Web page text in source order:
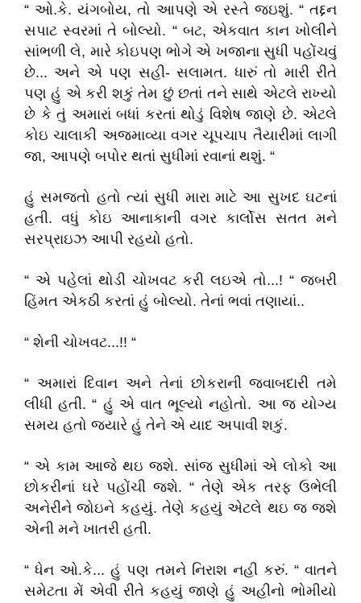
“ ઓ.કે. યંગબોય, તો આપણે એ રસ્તે જઇશું. “ તદ્દન
સપાટ સ્વરમાં તે બોલ્યો. “ બટ, એકવાત કાન ખોલીને
સાંભળી લે, મારે કોઇપણ ભોગે એ ખજાના સુધી પહોંચવું
છે... અને એ પણ સહી- સલામત. ધારું તો મારી રીતે
પણ હું એ કરી શકું તેમ છું છતાં તને સાથે એટલે રાખ્યો
છે કે તું અમારાં બધાં કરતાં થોડું વિશેષ જાણે છે. એટલે
કોઇ ચાલાકી અજમાવ્યા વગર ચૂપચાપ તૈયારીમાં લાગી
જા, આપણે બપોર થતાં સુધીમાં રવાનાં થશું. “
હું સમજતો હતો ત્યાં સુધી મારા માટે આ સુખદ ઘટનાં
હતી. વધું કોઇ આનાકાની વગર કાર્લોસ સતત મને
સરપ્રાઇઝ આપી રહયો હતો.
“ એ પહેલાં થોડી ચોખવટ કરી લઇએ તો...! “ જબરી
હિંમત એકઠી કરતાં હું બોલ્યો. તેનાં ભવાં તણાયાં..
“ શેની ચોખવટ...!! “
“ અમારાં દિવાન અને તેનાં છોકરાની જવાબદારી તમે
લીધી હતી. “ હું એ વાત ભૂલ્યો નહોતો. આ જ યોગ્ય
સમય હતો જ્યારે હું તેને એ યાદ અપાવી શકું.
“ એ કામ આજે થઇ જશે. સાંજ સુધીમાં એ લોકો આ
છોકરીનાં ઘરે પહોંચી જશે. “ તેણે એક તરફ ઉભેલી
અનેરીને જોઇને કહયું. તેણે કહયું એટલે થઇ જ જશે
એની મને ખાતરી હતી.
“ ધેન ઓ.કે... હું પણ તમને નિરાશ નહી કરું. “ વાતને
સમેટતા મેં એવી રીતે કહયું જાણે હું અહીનો ભોમીયો